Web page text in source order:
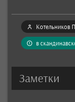
Котельников
в
Заметки